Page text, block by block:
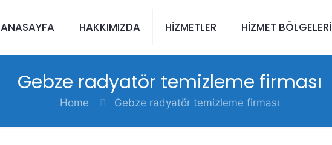
ANASAYFA HAKKIMIZDA HİZMETLER HİZMET BÖLGELERİ
Gebze radyatör temizleme firması
Home Gebze radyatör temizleme firması